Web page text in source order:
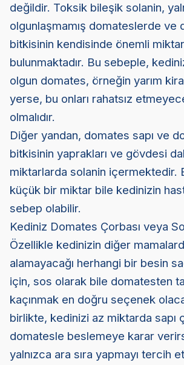
değildir. Toksik bileşik solanin,
olgunlaşmamış domateslerde ve
bitkisinin kendisinde önemli
bulunmaktadır. Bu sebeple,
olgun domates, örneğin yarım
yerse, bu onları rahatsız
olmalıdır.
Diğer yandan, domates sapı ve
bitkisinin yaprakları ve gövdesi
miktarlarda solanin içermektedir.
küçük bir miktar bile kedinizin
sebep olabilir.
Kediniz Domates Çorbası veya
Özellikle kedinizin diğer
alamayacağı herhangi bir besin
için, sos olarak bile domatesten
kaçınmak en doğru seçenek
birlikte, kedinizi az miktarda sapı
domatesle beslemeye karar
yalnızca ara sıra yapmayı tercih